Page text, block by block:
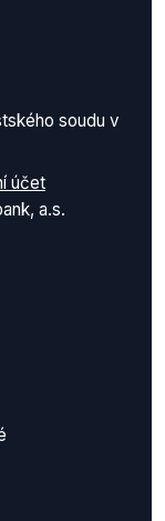
soudu v
účet
a.s.